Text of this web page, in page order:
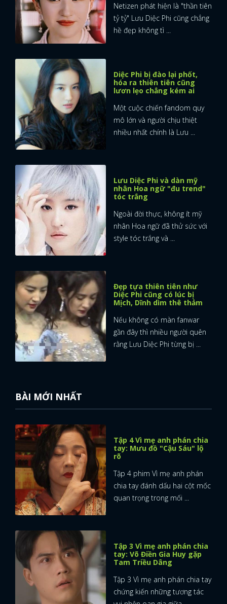
Netizen phát hiện là "thần tiên
tỷ tỷ" Lưu Diệc Phi cũng chẳng
hề đẹp không tì ...
Diệc Phi bị đào lại phốt,
hóa ra thiên tiên cũng
lươn lẹo chẳng kém ai
Một cuộc chiến fandom quy
mô lớn và người chịu thiệt
nhiều nhất chính là Lưu ...
Lưu Diệc Phi và dàn mỹ
nhân Hoa ngữ "đu trend"
tóc trắng
Ngoài đời thực, không ít mỹ
nhân Hoa ngữ đã thử sức với
style tóc trắng và ...
Đẹp tựa thiên tiên như
Diệc Phi cũng có lúc bị
Mịch, Dĩnh dìm thê thảm
Nếu không có màn fanwar
gần đây thì nhiều người quên
rằng Lưu Diệc Phi từng bị ...
BÀI MỚI NHẤT
Tập 4 Vì mẹ anh phán chia
tay: Mưu đồ "Cậu Sáu" lộ
rõ
Tập 4 phim Vì mẹ anh phán
chia tay đánh dấu hai cột mốc
quan trọng trong mối ...
Tập 3 Vì mẹ anh phán chia
tay: Võ Điền Gia Huy gặp
Tam Triều Dâng
Tập 3 Vì mẹ anh phán chia tay
chứng kiến những tương tác